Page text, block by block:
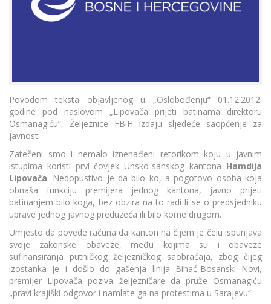
Povodom teksta objavljenog u „Oslobođenju“ 01.12.2012.
godine pod naslovom „Lipovača prijeti batinama direktoru
Osmanagiću“, Željeznice FBiH izdaju sljedeće saopćenje za
javnost:
Zatečeni smo i nemalo iznenađeni retorikom koju u javnim
istupima koristi prvi čovjek Unsko-sanskog kantona Hamdija
Lipovača. Nedopustivo je da bilo ko, a pogotovo osoba koja
obnaša funkciju premijera jednog kantona, javno prijeti
batinanjem bilo koga, bez obzira na to radi li se o predsjedniku
uprave jednog javnog preduzeća ili bilo kome drugom.
Umjesto da povede računa da kanton na čijem je čelu ispunjava
svoje zakonske obaveze, među kojima su i obaveze
sufinansiranja putničkog željezničkog saobraćaja, zbog čijeg
izostanka je i došlo do gašenja linija Bihać-Bosanski Novi,
premijer Lipovača poziva željezničare da pruže Osmanagiću
„pravi krajiški odgovor i namlate ga na protestima u Sarajevu“.